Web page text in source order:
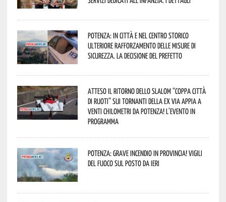
Potenza: in città e nel centro storico
ulteriore rafforzamento delle misure di
sicurezza. La decisione del Prefetto
Atteso il ritorno dello slalom “Coppa Città
di Ruoti” sui tornanti della ex via Appia a
venti chilometri da Potenza! L’evento in
programma
Potenza: grave incendio in Provincia! Vigili
del fuoco sul posto da ieri